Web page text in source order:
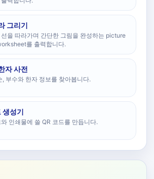
그리기
선을 따라가며 간단한 그림을 완성하는 picture
를 출력합니다.
자 사전
, 부수와 한자 정보를 찾아봅니다.
생성기
인쇄물에 쓸 QR 코드를 만듭니다.